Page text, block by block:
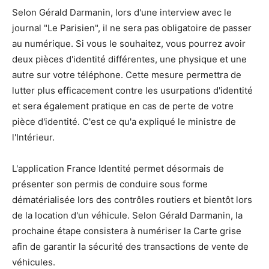
Selon Gérald Darmanin, lors d'une interview avec le
journal "Le Parisien", il ne sera pas obligatoire de passer
au numérique. Si vous le souhaitez, vous pourrez avoir
deux pièces d'identité différentes, une physique et une
autre sur votre téléphone. Cette mesure permettra de
lutter plus efficacement contre les usurpations d'identité
et sera également pratique en cas de perte de votre
pièce d'identité. C'est ce qu'a expliqué le ministre de
l'Intérieur.
L'application France Identité permet désormais de
présenter son permis de conduire sous forme
dématérialisée lors des contrôles routiers et bientôt lors
de la location d'un véhicule. Selon Gérald Darmanin, la
prochaine étape consistera à numériser la Carte grise
afin de garantir la sécurité des transactions de vente de
véhicules.